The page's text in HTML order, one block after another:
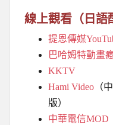
線上觀看（日語
提恩傳媒
巴哈姆特動畫
KKTV
Hami Video （
版）
中華電信MOD